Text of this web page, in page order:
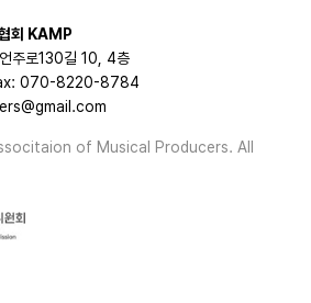
회 KAMP
주로130길 10, 4층
070-8220-8784
of Musical Producers. All